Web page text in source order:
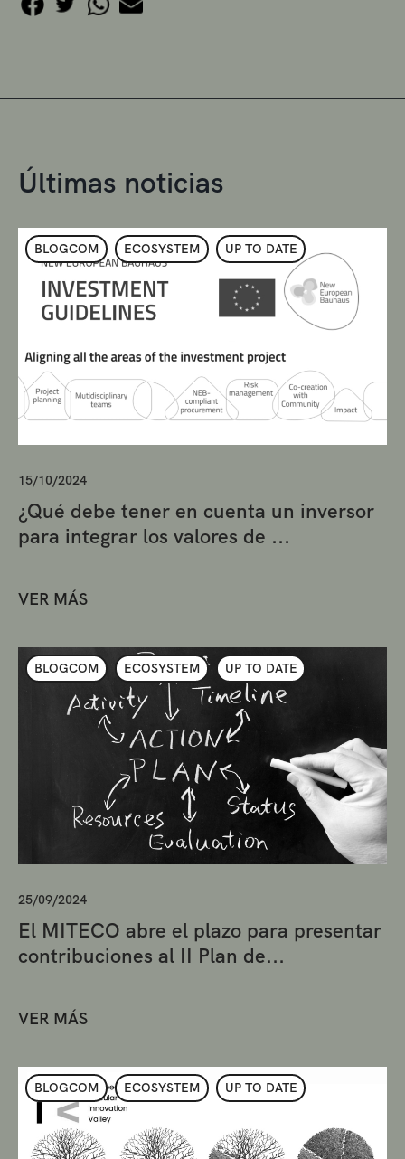
Últimas noticias
BLOGCOM ECOSYSTEM UP TO DATE
15/10/2024
¿Qué debe tener en cuenta un inversor
para integrar los valores de ...
VER MÁS
BLOGCOM ECOSYSTEM UP TO DATE
25/09/2024
El MITECO abre el plazo para presentar
contribuciones al II Plan de...
VER MÁS
BLOGCOM ECOSYSTEM UP TO DATE